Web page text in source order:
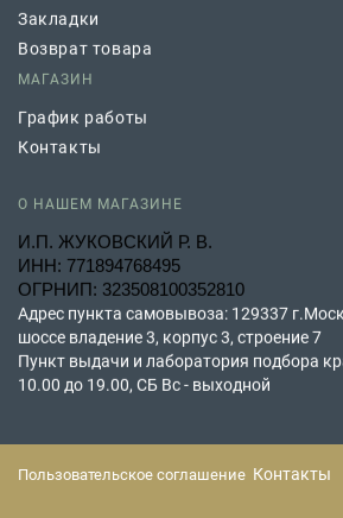
Закладки
Возврат товара
МАГАЗИН
График работы
Контакты
О НАШЕМ МАГАЗИНЕ
И.П. ЖУКОВСКИЙ Р. В.
ИНН: 771894768495
ОГРНИП: 323508100352810
Адрес пункта самовывоза: 129337
шоссе владение 3, корпус 3, строение 7
Пункт выдачи и лаборатория подбора
10.00 до 19.00, СБ Вс - выходной
Пользовательское соглашение Контакты